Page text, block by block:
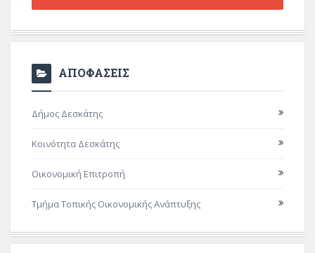
ΑΠΟΦΑΣΕΙΣ
Δήμος Δεσκάτης
Κοινότητα Δεσκάτης
Οικονομική Επιτροπή
Τμήμα Τοπικής Οικονομικής Ανάπτυξης